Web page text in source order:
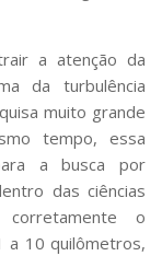
a atenção da
da turbulência
muito grande
tempo, essa
a busca por
das ciências
o
a 10 quilômetros,